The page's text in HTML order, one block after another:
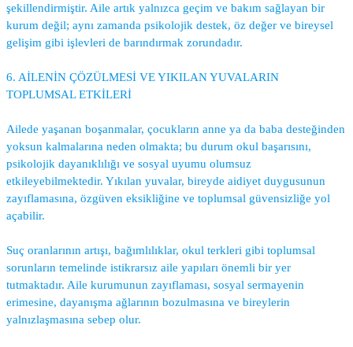
şekillendirmiştir. Aile artık yalnızca geçim ve bakım sağlayan bir
kurum değil; aynı zamanda psikolojik destek, öz değer ve bireysel
gelişim gibi işlevleri de barındırmak zorundadır.
6. AİLENİN ÇÖZÜLMESİ VE YIKILAN YUVALARIN
TOPLUMSAL ETKİLERİ
Ailede yaşanan boşanmalar, çocukların anne ya da baba desteğinden
yoksun kalmalarına neden olmakta; bu durum okul başarısını,
psikolojik dayanıklılığı ve sosyal uyumu olumsuz
etkileyebilmektedir. Yıkılan yuvalar, bireyde aidiyet duygusunun
zayıflamasına, özgüven eksikliğine ve toplumsal güvensizliğe yol
açabilir.
Suç oranlarının artışı, bağımlılıklar, okul terkleri gibi toplumsal
sorunların temelinde istikrarsız aile yapıları önemli bir yer
tutmaktadır. Aile kurumunun zayıflaması, sosyal sermayenin
erimesine, dayanışma ağlarının bozulmasına ve bireylerin
yalnızlaşmasına sebep olur.